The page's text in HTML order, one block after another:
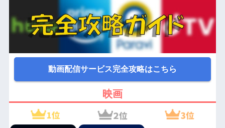
動画配信サービス完全攻略はこちら
映画